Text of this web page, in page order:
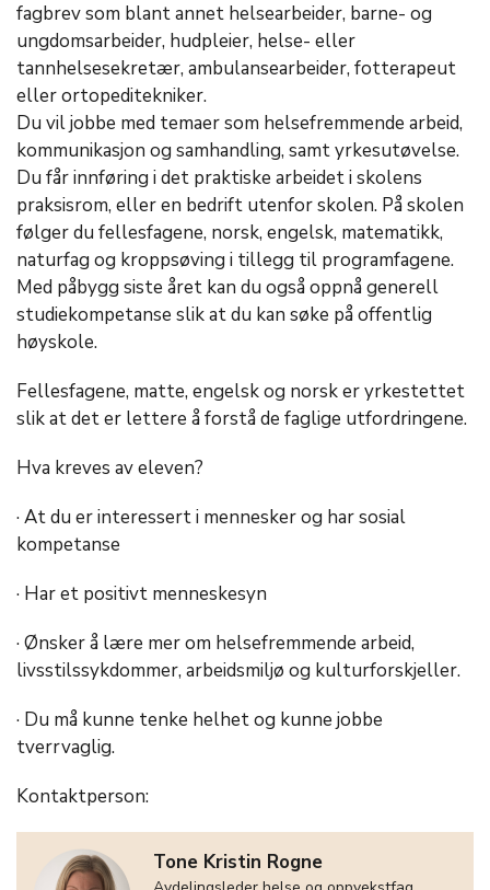
fagbrev som blant annet helsearbeider, barne- og
ungdomsarbeider, hudpleier, helse- eller
tannhelsesekretær, ambulansearbeider, fotterapeut
eller ortopeditekniker.
Du vil jobbe med temaer som helsefremmende arbeid,
kommunikasjon og samhandling, samt yrkesutøvelse.
Du får innføring i det praktiske arbeidet i skolens
praksisrom, eller en bedrift utenfor skolen. På skolen
følger du fellesfagene, norsk, engelsk, matematikk,
naturfag og kroppsøving i tillegg til programfagene.
Med påbygg siste året kan du også oppnå generell
studiekompetanse slik at du kan søke på offentlig
høyskole.
Fellesfagene, matte, engelsk og norsk er yrkestettet
slik at det er lettere å forstå de faglige utfordringene.
Hva kreves av eleven?
· At du er interessert i mennesker og har sosial
kompetanse
· Har et positivt menneskesyn
· Ønsker å lære mer om helsefremmende arbeid,
livsstilssykdommer, arbeidsmiljø og kulturforskjeller.
· Du må kunne tenke helhet og kunne jobbe
tverrvaglig.
Kontaktperson:
Tone Kristin Rogne